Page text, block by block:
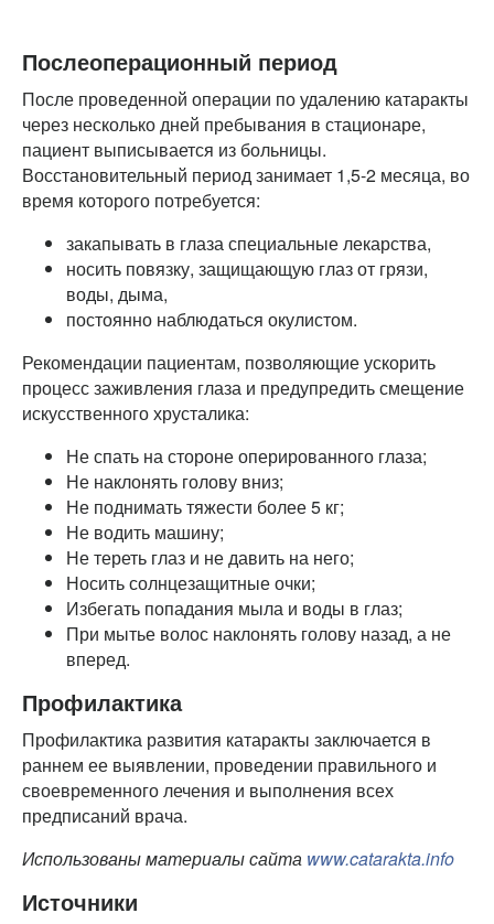
Послеоперационный период
После проведенной операции по удалению катаракты
через несколько дней пребывания в стационаре,
пациент выписывается из больницы.
Восстановительный период занимает 1,5-2 месяца, во
время которого потребуется:
закапывать в глаза специальные лекарства,
носить повязку, защищающую глаз от грязи,
воды, дыма,
постоянно наблюдаться окулистом.
Рекомендации пациентам, позволяющие ускорить
процесс заживления глаза и предупредить смещение
искусственного хрусталика:
Не спать на стороне оперированного глаза;
Не наклонять голову вниз;
Не поднимать тяжести более 5 кг;
Не водить машину;
Не тереть глаз и не давить на него;
Носить солнцезащитные очки;
Избегать попадания мыла и воды в глаз;
При мытье волос наклонять голову назад, а не
вперед.
Профилактика
Профилактика развития катаракты заключается в
раннем ее выявлении, проведении правильного и
своевременного лечения и выполнения всех
предписаний врача.
Использованы материалы сайта www.catarakta.info
Источники